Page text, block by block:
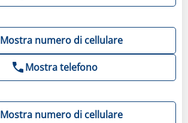
Mostra numero di cellulare
Mostra telefono
Mostra numero di cellulare